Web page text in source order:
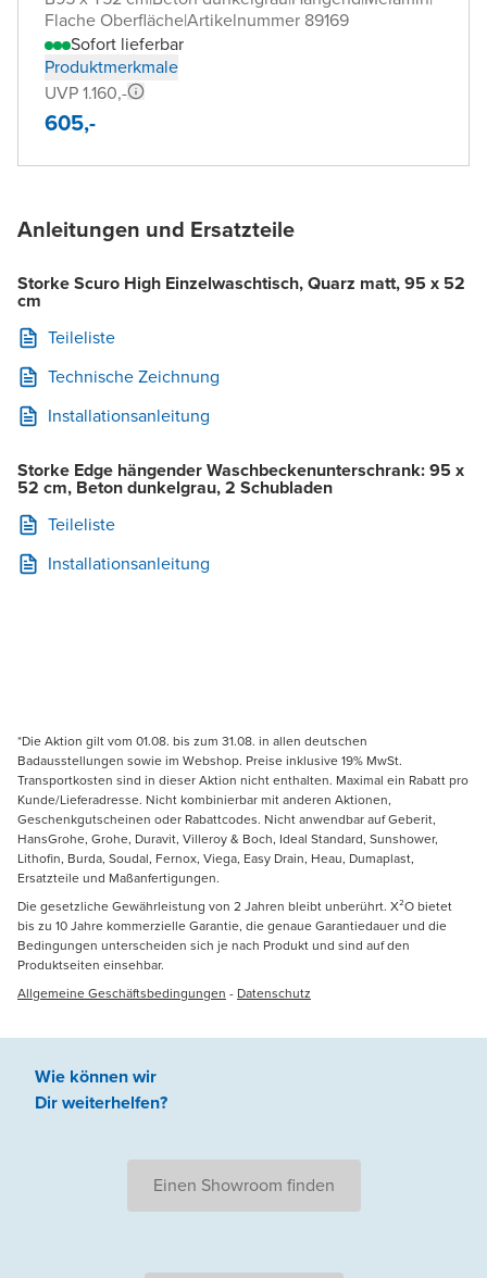
Flache Oberfläche|Artikelnummer 89169
Sofort lieferbar
Produktmerkmale
UVP 1.160,-
605,-
Anleitungen und Ersatzteile
Storke Scuro High Einzelwaschtisch, Quarz matt, 95 x 52
cm
Teileliste
Technische Zeichnung
Installationsanleitung
Storke Edge hängender Waschbeckenunterschrank: 95 x
52 cm, Beton dunkelgrau, 2 Schubladen
Teileliste
Installationsanleitung
*Die Aktion gilt vom 01.08. bis zum 31.08. in allen deutschen
Badausstellungen sowie im Webshop. Preise inklusive 19% MwSt.
Transportkosten sind in dieser Aktion nicht enthalten. Maximal ein Rabatt pro
Kunde/Lieferadresse. Nicht kombinierbar mit anderen Aktionen,
Geschenkgutscheinen oder Rabattcodes. Nicht anwendbar auf Geberit,
HansGrohe, Grohe, Duravit, Villeroy & Boch, Ideal Standard, Sunshower,
Lithofin, Burda, Soudal, Fernox, Viega, Easy Drain, Heau, Dumaplast,
Ersatzteile und Maßanfertigungen.
Die gesetzliche Gewährleistung von 2 Jahren bleibt unberührt. X²O bietet
bis zu 10 Jahre kommerzielle Garantie, die genaue Garantiedauer und die
Bedingungen unterscheiden sich je nach Produkt und sind auf den
Produktseiten einsehbar.
Allgemeine Geschäftsbedingungen - Datenschutz
Wie können wir
Dir weiterhelfen?
Einen Showroom finden